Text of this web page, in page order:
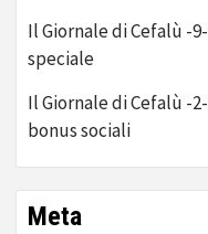
Il Giornale di Cefalù -
speciale
Il Giornale di Cefalù -
bonus sociali
Meta